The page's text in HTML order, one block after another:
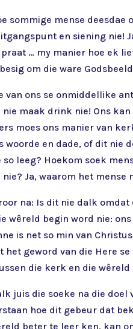
sommige mense
en siening nie!
… my manier hoe ek
om die ware
van ons se onmiddellike
nie maak drink nie! Ons
moes ons manier van
woorde en dade, of dit nie
so leeg? Hoekom soek
nie? Ja, waarom het
na: Is dit nie dalk
wêreld begin word nie:
is net so min van
het geword van die Here
die kerk en die
juis die soeke na die
hoe dit gebeur dat
beter te leer ken, kan